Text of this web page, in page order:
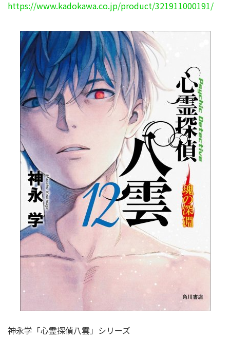
https://www.kadokawa.co.jp/product/321911000191/
神永学「心霊探偵八雲」シリーズ